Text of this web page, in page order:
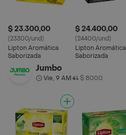
$ 23.300,00
(23300/und)
Lipton Aromática
Saborizada
$ 24.400,00
(24400/und)
Lipton Aromática
Saborizada
Jumbo
Vie, 9 AM• $ 8000